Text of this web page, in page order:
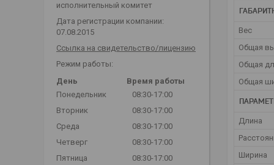
Вес
Общая
Общая
Общая
Длина
Ширина
исполнительный комитет
Дата регистрации компании:
07.08.2015
Ссылка на свидетельство/лицензию
Режим работы:
День
Время работы
Понедельник
08:30-17:00
Вторник
08:30-17:00
Среда
08:30-17:00
Четверг
08:30-17:00
Пятница
08:30-17:00